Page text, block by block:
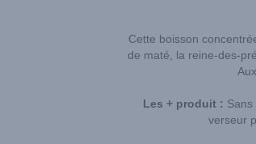
Cette boisson
de maté, la reine-des-
Les + produit :
verseur